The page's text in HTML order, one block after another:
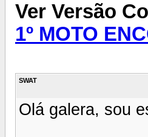
Ver Versão
1º MOTO
SWAT
Olá galera, sou